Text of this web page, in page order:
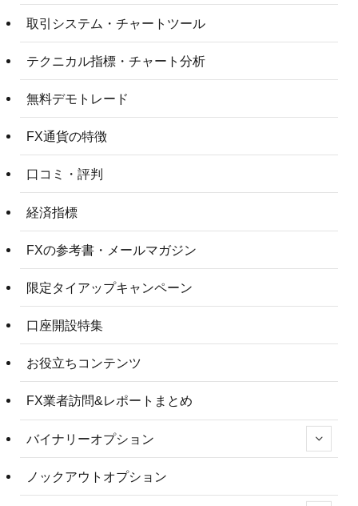
取引システム・チャートツール
テクニカル指標・チャート分析
無料デモトレード
FX通貨の特徴
口コミ・評判
経済指標
FXの参考書・メールマガジン
限定タイアップキャンペーン
口座開設特集
お役立ちコンテンツ
FX業者訪問&レポートまとめ
バイナリーオプション
ノックアウトオプション